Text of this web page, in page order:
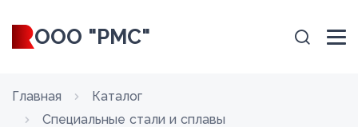
ООО "РМС"
Главная
Каталог
Специальные стали и сплавы